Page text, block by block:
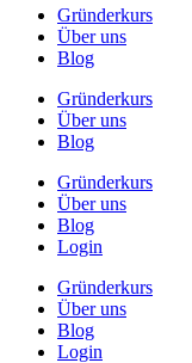
Gründerkurs
Über uns
Blog
Gründerkurs
Über uns
Blog
Gründerkurs
Über uns
Blog
Login
Gründerkurs
Über uns
Blog
Login